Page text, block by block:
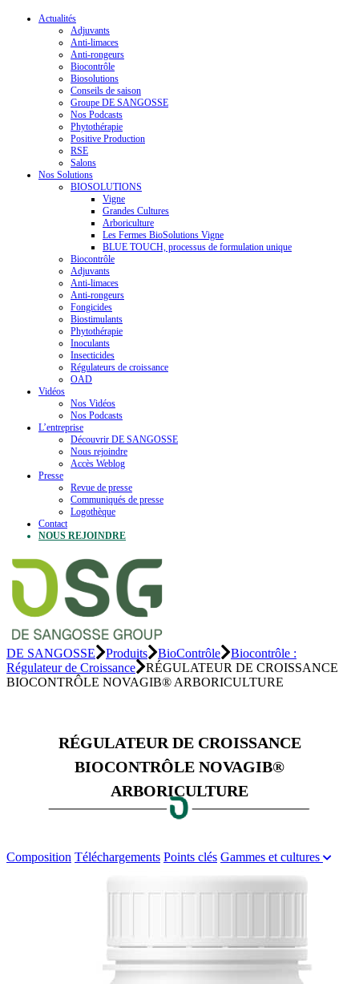
Actualités
Adjuvants
Anti-limaces
Anti-rongeurs
Biocontrôle
Biosolutions
Conseils de saison
Groupe DE SANGOSSE
Nos Podcasts
Phytothérapie
Positive Production
RSE
Salons
Nos Solutions
BIOSOLUTIONS
Vigne
Grandes Cultures
Arboriculture
Les Fermes BioSolutions Vigne
BLUE TOUCH, processus de formulation unique
Biocontrôle
Adjuvants
Anti-limaces
Anti-rongeurs
Fongicides
Biostimulants
Phytothérapie
Inoculants
Insecticides
Régulateurs de croissance
OAD
Vidéos
Nos Vidéos
Nos Podcasts
L’entreprise
Découvrir DE SANGOSSE
Nous rejoindre
Accès Weblog
Presse
Revue de presse
Communiqués de presse
Logothèque
Contact
NOUS REJOINDRE
DE SANGOSSE Produits BioContrôle
Biocontrôle :
Régulateur de Croissance
RÉGULATEUR DE CROISSANCE
BIOCONTRÔLE NOVAGIB® ARBORICULTURE
RÉGULATEUR DE CROISSANCE
BIOCONTRÔLE NOVAGIB®
ARBORICULTURE
Composition Téléchargements Points clés Gammes et cultures